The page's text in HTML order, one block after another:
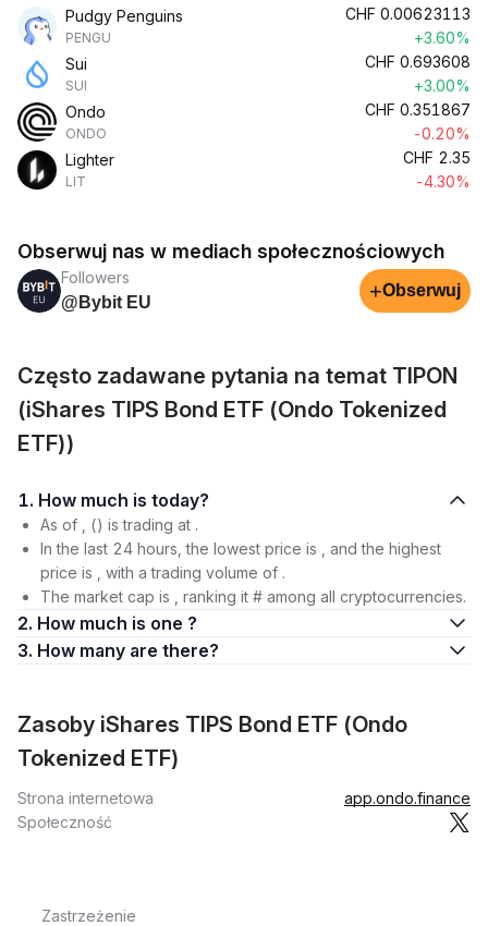
Pudgy Penguins
PENGU
CHF 0.00623113
+3.60%
Sui
SUI
CHF 0.693608
+3.00%
Ondo
ONDO
CHF 0.351867
-0.20%
Lighter
LIT
CHF 2.35
-4.30%
Obserwuj nas w mediach społecznościowych
Followers
@Bybit EU
+Obserwuj
Często zadawane pytania na temat TIPON
(iShares TIPS Bond ETF (Ondo Tokenized
ETF))
1. How much is today?
As of , () is trading at .
In the last 24 hours, the lowest price is , and the highest
price is , with a trading volume of .
The market cap is , ranking it # among all cryptocurrencies.
2. How much is one ?
3. How many are there?
Zasoby iShares TIPS Bond ETF (Ondo
Tokenized ETF)
Strona internetowa
app.ondo.finance
Społeczność
Zastrzeżenie